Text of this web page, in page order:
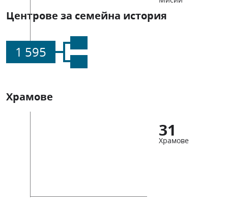
Центрове за семейна история
1 595
Храмове
31
Храмове